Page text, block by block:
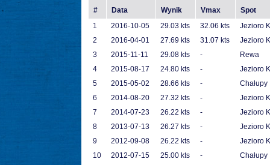
# Data Wynik Vmax
Spot
1
2016-10-05 29.03 kts 32.06 kts
Jezioro
2
2016-04-01 27.69 kts 31.07 kts
Jezioro
3
2015-11-11 29.08 kts -
Rewa
4
2015-08-17 24.80 kts -
Jezioro
5
2015-05-02 28.66 kts -
Chałupy
6
2014-08-20 27.32 kts -
Jezioro
7
2014-07-23 26.22 kts -
Jezioro
8
2013-07-13 26.27 kts -
Jezioro
9
2012-09-08 26.22 kts -
Jezioro
10
2012-07-15 25.00 kts -
Chałupy